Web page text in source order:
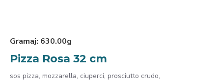
Gramaj: 630.00g
Pizza Rosa 32 cm
sos pizza, mozzarella, ciuperci, prosciutto crudo,